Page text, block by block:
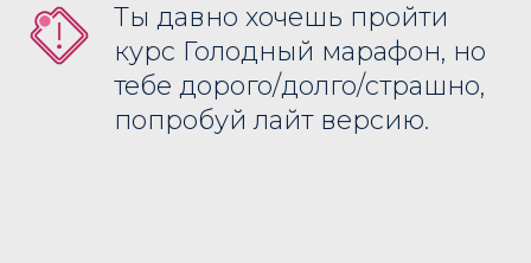
Ты давно хочешь пройти
курс Голодный марафон, но
тебе дорого/долго/страшно,
попробуй лайт версию.